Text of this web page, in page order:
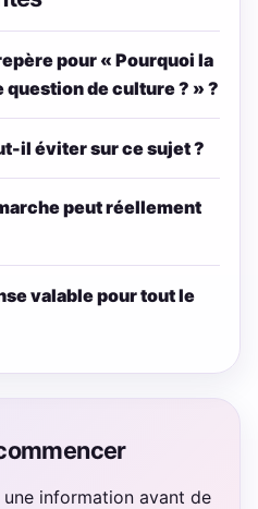
pour « Pourquoi la
de culture ? » ?
il éviter sur ce sujet ?
peut réellement
valable pour tout le
une information avant de